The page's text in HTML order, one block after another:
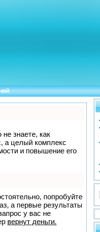
знаете, как
а целый комплекс
и повышение его
попробуйте
а первые результаты
у вас не
вернут деньги.